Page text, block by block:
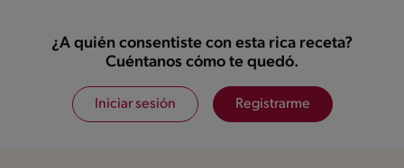
¿A quién consentiste con esta rica receta?
Cuéntanos cómo te quedó.
Iniciar sesión Registrarme